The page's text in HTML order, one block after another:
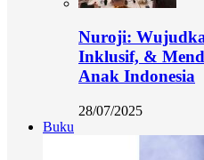
Nuroji:
Inklusif, &
Anak Indonesia
28/07/2025
Buku